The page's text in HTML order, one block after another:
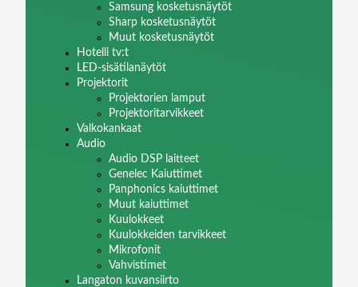
Samsung kosketusnäytöt
Sharp kosketusnäytöt
Muut kosketusnäytöt
Hotelli tv:t
LED-sisätilanäytöt
Projektorit
Projektorien lamput
Projektoritarvikkeet
Valkokankaat
Audio
Audio DSP laitteet
Genelec Kaiuttimet
Panphonics kaiuttimet
Muut kaiuttimet
Kuulokkeet
Kuulokkeiden tarvikkeet
Mikrofonit
Vahvistimet
Langaton kuvansiirto